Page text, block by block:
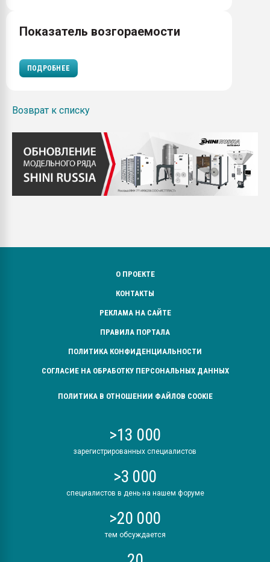
Показатель возгораемости
ПОДРОБНЕЕ
Возврат к списку
О ПРОЕКТЕ
КОНТАКТЫ
РЕКЛАМА НА САЙТЕ
ПРАВИЛА ПОРТАЛА
ПОЛИТИКА КОНФИДЕНЦИАЛЬНОСТИ
СОГЛАСИЕ НА ОБРАБОТКУ ПЕРСОНАЛЬНЫХ ДАННЫХ
ПОЛИТИКА В ОТНОШЕНИИ ФАЙЛОВ COOKIE
>13 000
зарегистрированных специалистов
>3 000
специалистов в день на нашем форуме
>20 000
тем обсуждается